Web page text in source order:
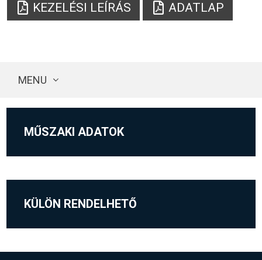
KEZELÉSI LEÍRÁS ADATLAP
MENU
MŰSZAKI ADATOK
KÜLÖN RENDELHETŐ